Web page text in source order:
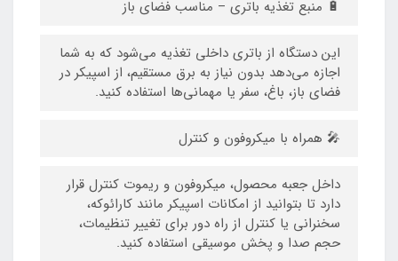
🔋 منبع تغذیه باتری – مناسب فضای باز
این دستگاه از باتری داخلی تغذیه می‌شود که به شما
اجازه می‌دهد بدون نیاز به برق مستقیم، از اسپیکر در
فضای باز، باغ، سفر یا مهمانی‌ها استفاده کنید.
🎤 همراه با میکروفون و کنترل
داخل جعبه محصول، میکروفون و ریموت کنترل قرار
دارد تا بتوانید از امکانات اسپیکر مانند کارائوکه،
سخنرانی یا کنترل از راه دور برای تغییر تنظیمات،
حجم صدا و پخش موسیقی استفاده کنید.